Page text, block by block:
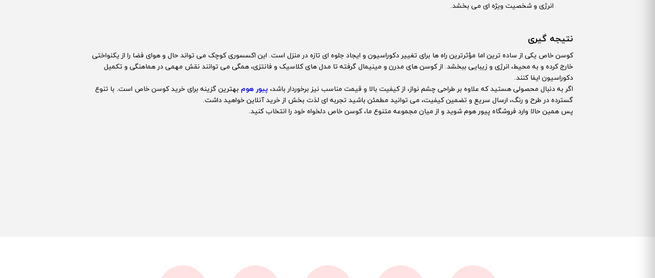
انرژی و شخصیت ویژه ای می بخشد.
نتیجه گیری
کوسن خاص یکی از ساده ترین اما مؤثرترین راه ها برای تغییر دکوراسیون و ایجاد جلوه ای تازه در منزل است. این اکسسوری کوچک می تواند حال و هوای فضا را از یکنواختی
خارج کرده و به محیط، انرژی و زیبایی ببخشد. از کوسن های مدرن و مینیمال گرفته تا مدل های کلاسیک و فانتزی، همگی می توانند نقش مهمی در هماهنگی و تکمیل
دکوراسیون ایفا کنند.
اگر به دنبال محصولی هستید که علاوه بر طراحی چشم نواز، از کیفیت بالا و قیمت مناسب نیز برخوردار باشد، پیور هوم بهترین گزینه برای خرید کوسن خاص است. با تنوع
گسترده در طرح و رنگ، ارسال سریع و تضمین کیفیت، می توانید مطمئن باشید تجربه ای لذت بخش از خرید آنلاین خواهید داشت.
پس همین حالا وارد فروشگاه پیور هوم شوید و از میان مجموعه متنوع ما، کوسن خاص دلخواه خود را انتخاب کنید.